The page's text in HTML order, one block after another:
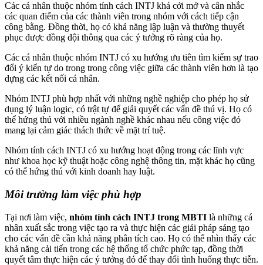
Các cá nhân thuộc nhóm tính cách INTJ khá cởi mở và cân nhắc
các quan điểm của các thành viên trong nhóm với cách tiếp cận
công bằng. Đồng thời, họ có khả năng lập luận và thường thuyết
phục được đồng đội thông qua các ý tưởng rõ ràng của họ.
Các cá nhân thuộc nhóm INTJ có xu hướng ưu tiên tìm kiếm sự trao
đổi ý kiến tự do trong trong công việc giữa các thành viên hơn là tạo
dựng các kết nối cá nhân.
Nhóm INTJ phù hợp nhất với những nghề nghiệp cho phép họ sử
dụng lý luận logic, có trật tự để giải quyết các vấn đề thú vị. Họ có
thể hứng thú với nhiều ngành nghề khác nhau nếu công việc đó
mang lại cảm giác thách thức về mặt trí tuệ.
Nhóm tính cách INTJ có xu hướng hoạt động trong các lĩnh vực
như khoa học kỹ thuật hoặc công nghệ thông tin, mặt khác họ cũng
có thể hứng thú với kinh doanh hay luật.
Môi trường làm việc phù hợp
Tại nơi làm việc, nhóm tính cách INTJ trong MBTI là những cá
nhân xuất sắc trong việc tạo ra và thực hiện các giải pháp sáng tạo
cho các vấn đề cần khả năng phân tích cao. Họ có thể nhìn thấy các
khả năng cải tiến trong các hệ thống tổ chức phức tạp, đồng thời
quyết tâm thực hiện các ý tưởng đó để thay đổi tình huống thực tiễn.